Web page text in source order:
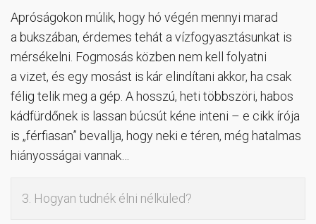
Apróságokon múlik, hogy hó végén mennyi marad
a bukszában, érdemes tehát a vízfogyasztásunkat is
mérsékelni. Fogmosás közben nem kell folyatni
a vizet, és egy mosást is kár elindítani akkor, ha csak
félig telik meg a gép. A hosszú, heti többszöri, habos
kádfürdőnek is lassan búcsút kéne inteni – e cikk írója
is „férfiasan” bevallja, hogy neki e téren, még hatalmas
hiányosságai vannak…
3. Hogyan tudnék élni nélküled?